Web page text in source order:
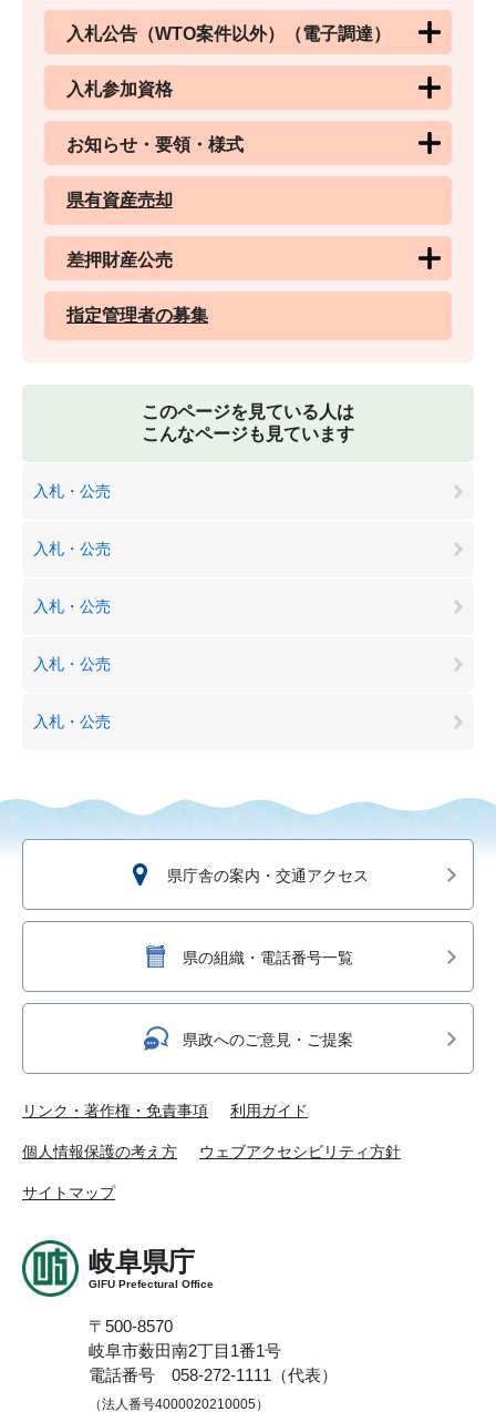
入札公告（WTO案件以外）（電子調達）
入札参加資格
お知らせ・要領・様式
県有資産売却
差押財産公売
指定管理者の募集
このページを見ている人は
こんなページも見ています
入札・公売
入札・公売
入札・公売
入札・公売
入札・公売
県庁舎の案内・交通アクセス
県の組織・電話番号一覧
県政へのご意見・ご提案
リンク・著作権・免責事項 利用ガイド
個人情報保護の考え方 ウェブアクセシビリティ方針
サイトマップ
岐阜県庁
GIFU Prefectural Office
〒500-8570
岐阜市薮田南2丁目1番1号
電話番号 058-272-1111（代表）
（法人番号4000020210005）